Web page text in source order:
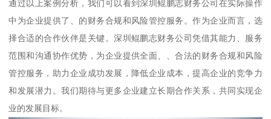
通过以上案例分析，我们可以看到深圳鲲鹏志财务公司在实际操作
中为企业提供了、的财务合规和风险管控服务。作为企业而言，选
择合适的合作伙伴是关键。深圳鲲鹏志财务公司凭借其能力、服务
范围和沟通协作优势，为企业提供全面、、合法的财务合规和风险
管控服务，助力企业成功发展，降低企业成本，提高企业的竞争力
和发展潜力。我们期待与更多企业建立长期合作关系，共同实现企
业的发展目标。